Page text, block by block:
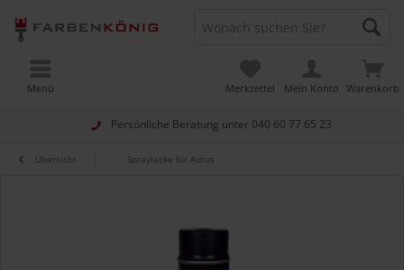
Persönliche Beratung unter 040 60 77 65 23
Warenkorb
Merkzettel Mein Konto
Menü
Übersicht Spraylacke für Autos